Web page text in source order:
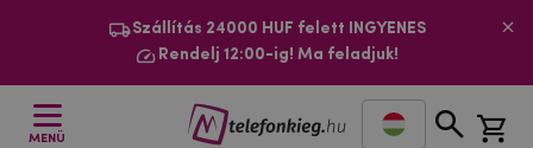
Szállítás 24000 HUF felett INGYENES
Rendelj 12:00-ig! Ma feladjuk!
MENÜ